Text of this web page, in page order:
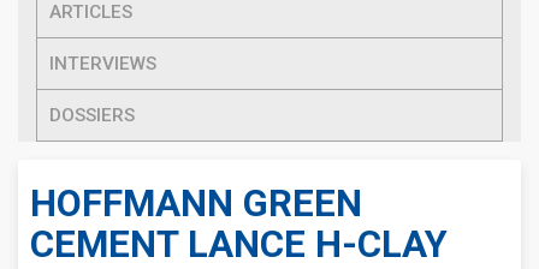
ARTICLES
INTERVIEWS
DOSSIERS
HOFFMANN GREEN
CEMENT LANCE H-CLAY